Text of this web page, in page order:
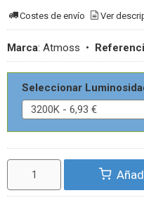
Costes de envío Ver
Marca: Atmoss •
Seleccionar